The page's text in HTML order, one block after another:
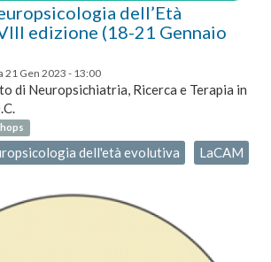
dell’Età
edizione (18-21 Gennaio
21 Gen 2023 - 13:00
di Neuropsichiatria, Ricerca e Terapia in
dell'età evolutiva LaCAM